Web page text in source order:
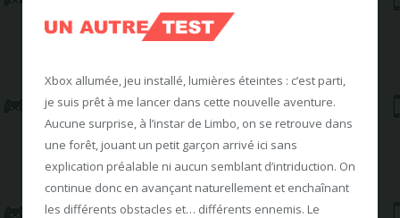
Xbox allumée, jeu installé, lumières éteintes : c’est parti,
je suis prêt à me lancer dans cette nouvelle aventure.
Aucune surprise, à l’instar de Limbo, on se retrouve dans
une forêt, jouant un petit garçon arrivé ici sans
explication préalable ni aucun semblant d’intriduction. On
continue donc en avançant naturellement et enchaînant
les différents obstacles et… différents ennemis. Le